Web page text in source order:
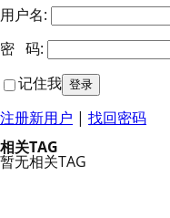
用户名:
密 码:
记住我
注册新用户 | 找回密码
相关TAG
暂无相关TAG